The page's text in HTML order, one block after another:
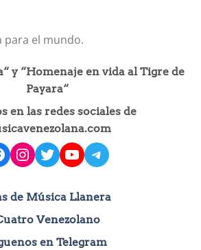
para el mundo.
y “Homenaje en vida al Tigre de
Payara“
en las redes sociales de
instagram
Twitter
YouTube
Telegram
de Música Llanera
Venezolano
en Telegram